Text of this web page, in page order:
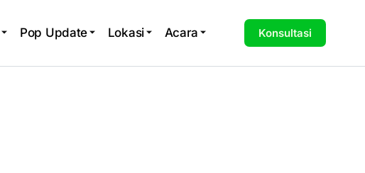
Pop Update Lokasi Acara Konsultasi